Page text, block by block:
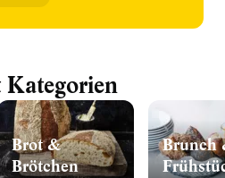
Kategorien
Brot &
Brötchen
Brunch